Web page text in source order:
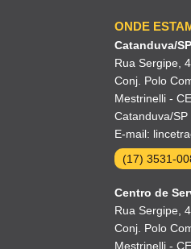
ONDE
Catanduva/SP
Rua Sergipe,
Conj. Polo
Mestrinelli -
Catanduva/SP
E-mail:
(17) 3531-
Centro de
Rua Sergipe,
Conj. Polo
Mestrinelli -